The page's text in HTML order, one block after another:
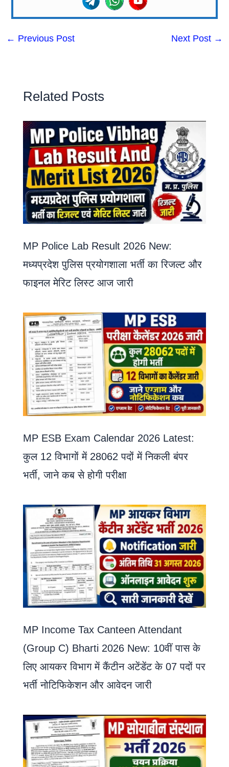
← Previous Post Next Post →
Related Posts
MP Police Lab Result 2026 New:
मध्यप्रदेश पुलिस प्रयोगशाला भर्ती का रिजल्ट और
फाइनल मेरिट लिस्ट आज जारी
MP ESB Exam Calendar 2026 Latest:
कुल 12 विभागों में 28062 पदों में निकली बंपर
भर्ती, जाने कब से होगी परीक्षा
MP Income Tax Canteen Attendant
(Group C) Bharti 2026 New: 10वीं पास के
लिए आयकर विभाग में कैंटीन अटेंडेंट के 07 पदों पर
भर्ती नोटिफिकेशन और आवेदन जारी